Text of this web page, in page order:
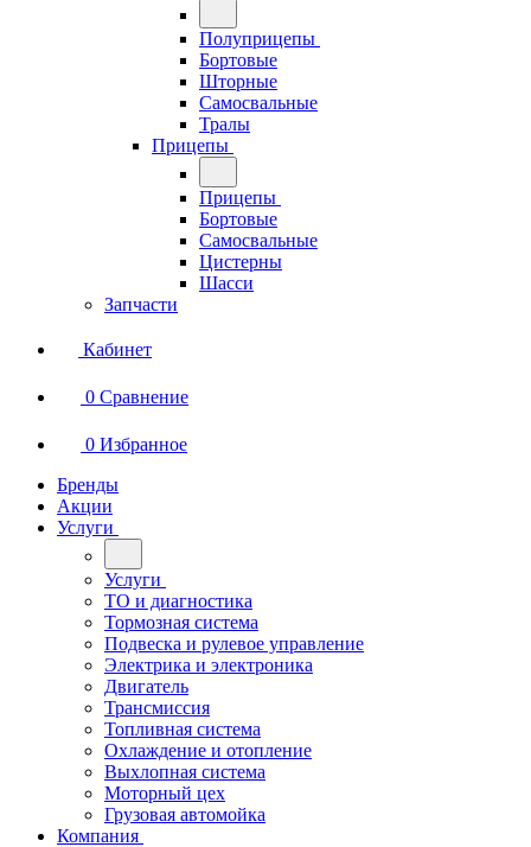
Полуприцепы
Бортовые
Шторные
Самосвальные
Тралы
Прицепы
Прицепы
Бортовые
Самосвальные
Цистерны
Шасси
Запчасти
Кабинет
0 Сравнение
0 Избранное
Бренды
Акции
Услуги
Услуги
ТО и диагностика
Тормозная система
Подвеска и рулевое управление
Электрика и электроника
Двигатель
Трансмиссия
Топливная система
Охлаждение и отопление
Выхлопная система
Моторный цех
Грузовая автомойка
Компания